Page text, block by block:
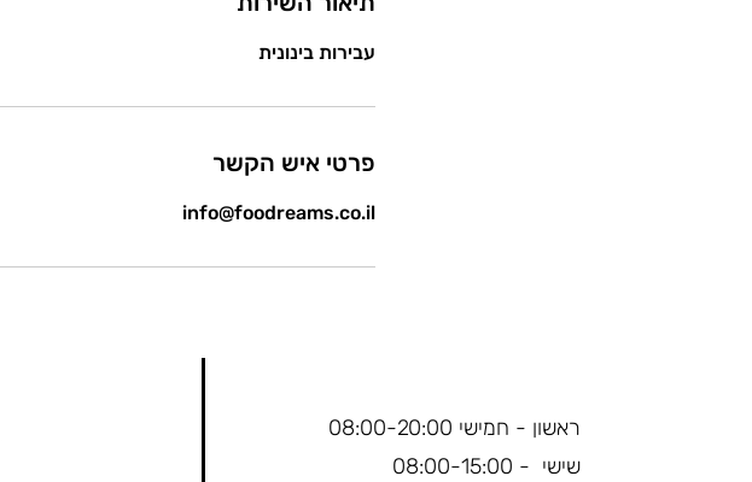
עבירות בינונית
פרטי איש הקשר
info@foodreams.co.il
ראשון - חמישי 08:00-20:00
​​שישי - 08:00-15:00